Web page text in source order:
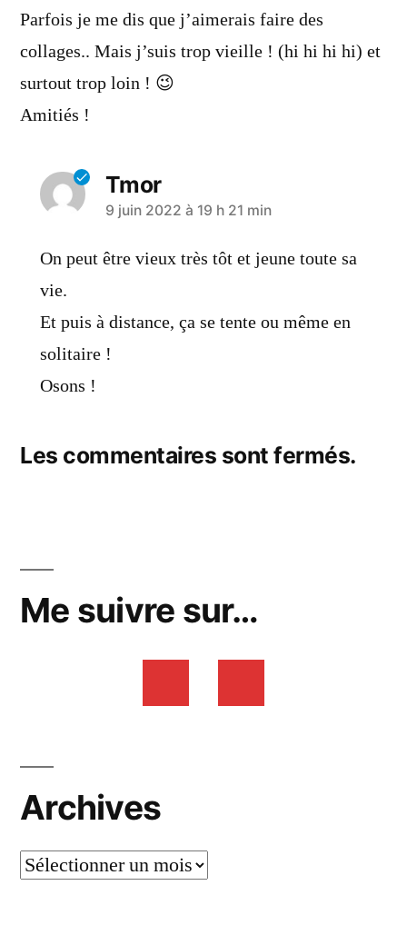
Parfois je me dis que j’aimerais faire des
collages.. Mais j’suis trop vieille ! (hi hi hi hi) et
surtout trop loin ! 😉
Amitiés !
Tmor
9 juin 2022 à 19 h 21 min
On peut être vieux très tôt et jeune toute sa
vie.
Et puis à distance, ça se tente ou même en
solitaire !
Osons !
Les commentaires sont fermés.
Me suivre sur…
Archives